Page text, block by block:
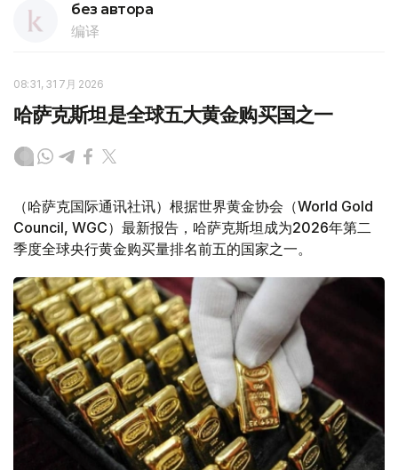
без автора
编译
08:31, 31 7月 2026
哈萨克斯坦是全球五大黄金购买国之一
（哈萨克国际通讯社讯）根据世界黄金协会（World Gold
Council, WGC）最新报告，哈萨克斯坦成为2026年第二
季度全球央行黄金购买量排名前五的国家之一。